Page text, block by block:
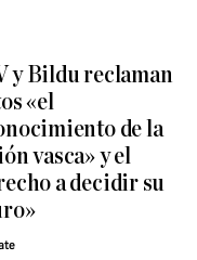
y Bildu reclaman
«el
de la
vasca» y el
a decidir su